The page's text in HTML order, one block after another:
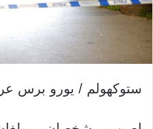
ستوكهولم / يورو برس